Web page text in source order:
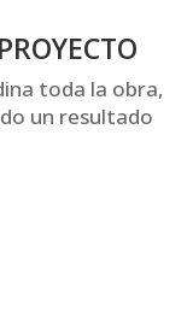
toda la obra,
un resultado